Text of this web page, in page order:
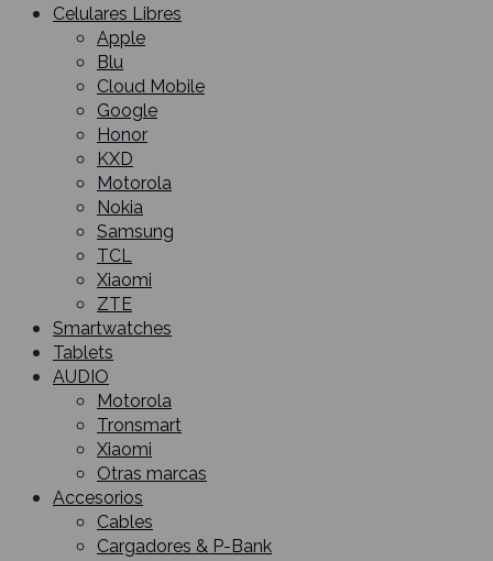
Celulares Libres
Apple
Blu
Cloud Mobile
Google
Honor
KXD
Motorola
Nokia
Samsung
TCL
Xiaomi
ZTE
Smartwatches
Tablets
AUDIO
Motorola
Tronsmart
Xiaomi
Otras marcas
Accesorios
Cables
Cargadores & P-Bank